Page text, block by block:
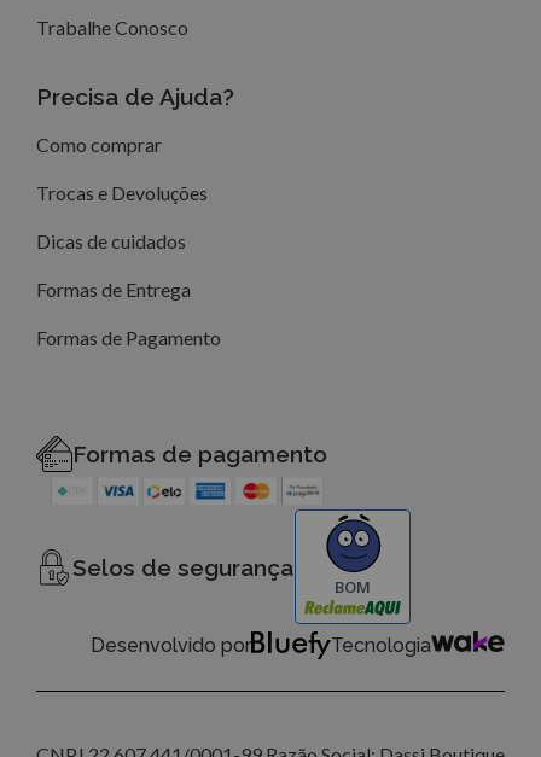
Trabalhe Conosco
Precisa de Ajuda?
Como comprar
Trocas e Devoluções
Dicas de cuidados
Formas de Entrega
Formas de Pagamento
Formas de pagamento
Selos de segurança
BOM
Desenvolvido por Tecnologia